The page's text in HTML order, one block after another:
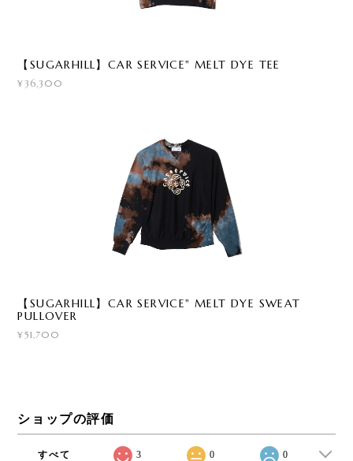
【SUGARHILL】CAR SERVICE" MELT DYE TEE
¥36,300
【SUGARHILL】CAR SERVICE" MELT DYE SWEAT
PULLOVER
¥51,700
ショップの評価
すべて 3 0 0